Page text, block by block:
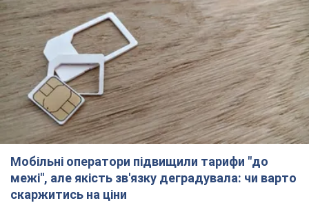
Мобільні оператори підвищили тарифи "до
межі", але якість зв'язку деградувала: чи варто
скаржитись на ціни